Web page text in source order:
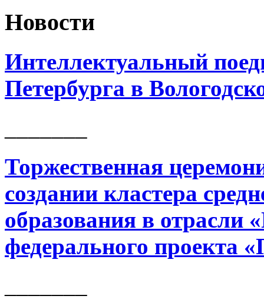
Новости
Интеллектуальный
Петербурга в
Торжественная
создании кластера
образования в отрасли
федерального проекта